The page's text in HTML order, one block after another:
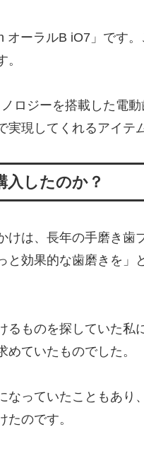
ーラルB iO7」です
ロジーを搭載した電
現してくれるアイテ
したのか？
けは、長年の手磨き歯
と効果的な歯磨きを」
ものを探していた私
ていたものでした。
なっていたこともあり
のです。